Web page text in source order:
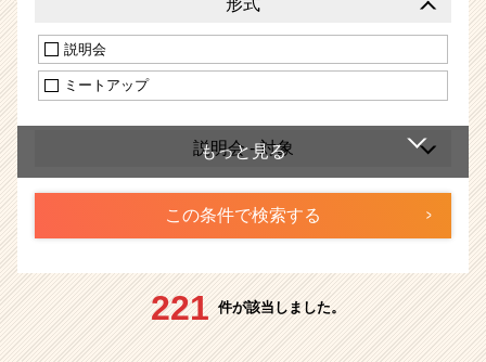
検
ャ
長
企
業
形式
説明会
ミートアップ
説明会 - 対象
221 件が該当しました。